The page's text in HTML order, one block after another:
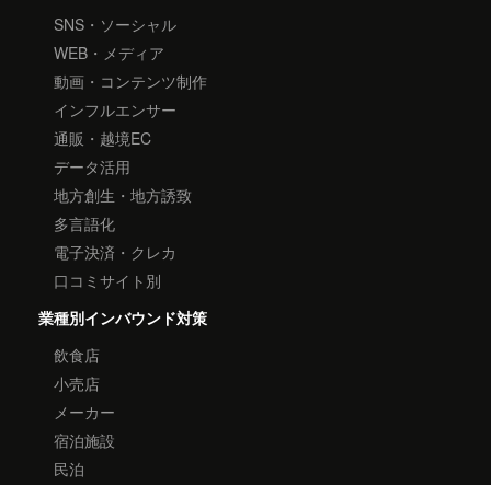
SNS・ソーシャル
WEB・メディア
動画・コンテンツ制作
インフルエンサー
通販・越境EC
データ活用
地方創生・地方誘致
多言語化
電子決済・クレカ
口コミサイト別
業種別インバウンド対策
飲食店
小売店
メーカー
宿泊施設
民泊